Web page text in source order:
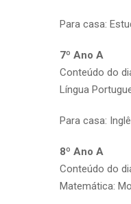
Para casa:
7º Ano A
Conteúdo do
Língua
Para casa:
8º Ano A
Conteúdo do
Matemática: